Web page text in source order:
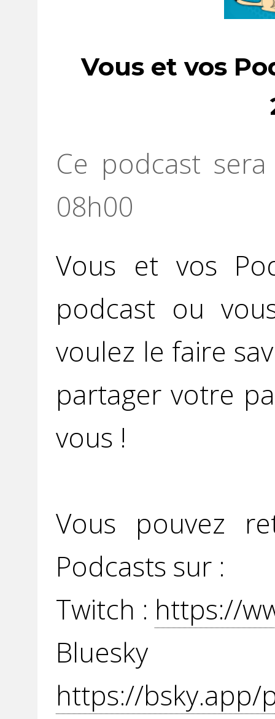
Vous et vos
Ce podcast
08h00
Vous et vos
podcast ou
voulez le faire
partager votre
vous !
Vous pouvez
Podcasts sur :
Twitch : https://
https://bsky.app/